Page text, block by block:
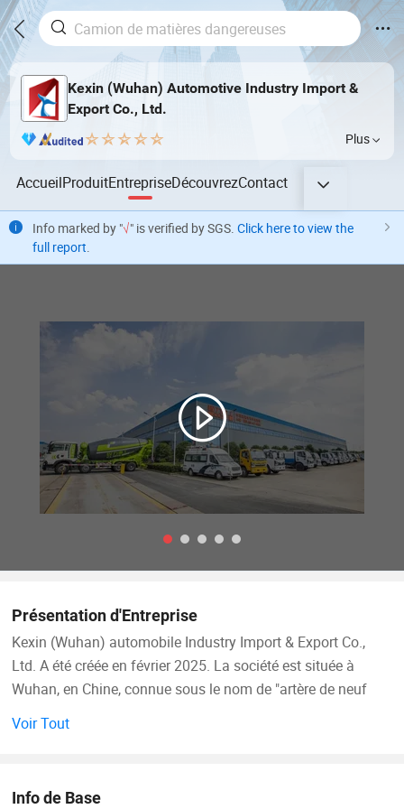
Kexin (Wuhan) Automotive Industry Import &
Export Co., Ltd.
Plus
AccueilProduitEntrepriseDécouvrezContact
Info marked by "√" is verified by SGS. Click here to view the
full report.
Présentation d'Entreprise
Kexin (Wuhan) automobile Industry Import & Export Co.,
Ltd. A été créée en février 2025. La société est située à
Wuhan, en Chine, connue sous le nom de "artère de neuf
Voir Tout
Info de Base